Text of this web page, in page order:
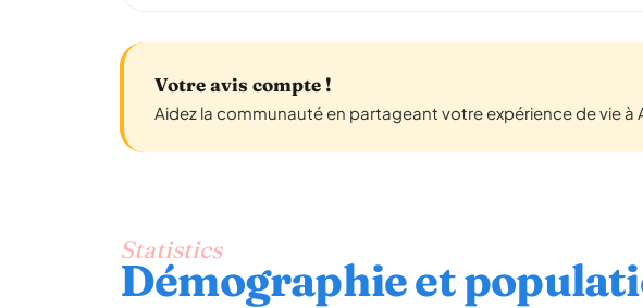
Votre avis compte !
Aidez la communauté en partageant votre expérience de vie à
Statistics
Démographie et